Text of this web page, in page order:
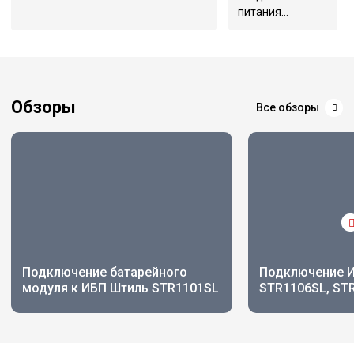
питания...
Обзоры Все обзоры
Подключение батарейного
модуля к ИБП Штиль STR1101SL
Подключение
STR1106SL,